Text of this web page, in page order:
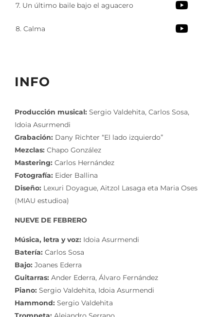
7. Un último baile bajo el aguacero
8. Calma
INFO
Producción musical: Sergio Valdehita, Carlos Sosa,
Idoia Asurmendi
Grabación: Dany Richter “El lado izquierdo”
Mezclas: Chapo González
Mastering: Carlos Hernández
Fotografía: Eider Ballina
Diseño: Lexuri Doyague, Aitzol Lasaga eta Maria Oses
(MIAU estudioa)
NUEVE DE FEBRERO
Música, letra y voz: Idoia Asurmendi
Batería: Carlos Sosa
Bajo: Joanes Ederra
Guitarras: Ander Ederra, Álvaro Fernández
Piano: Sergio Valdehita, Idoia Asurmendi
Hammond: Sergio Valdehita